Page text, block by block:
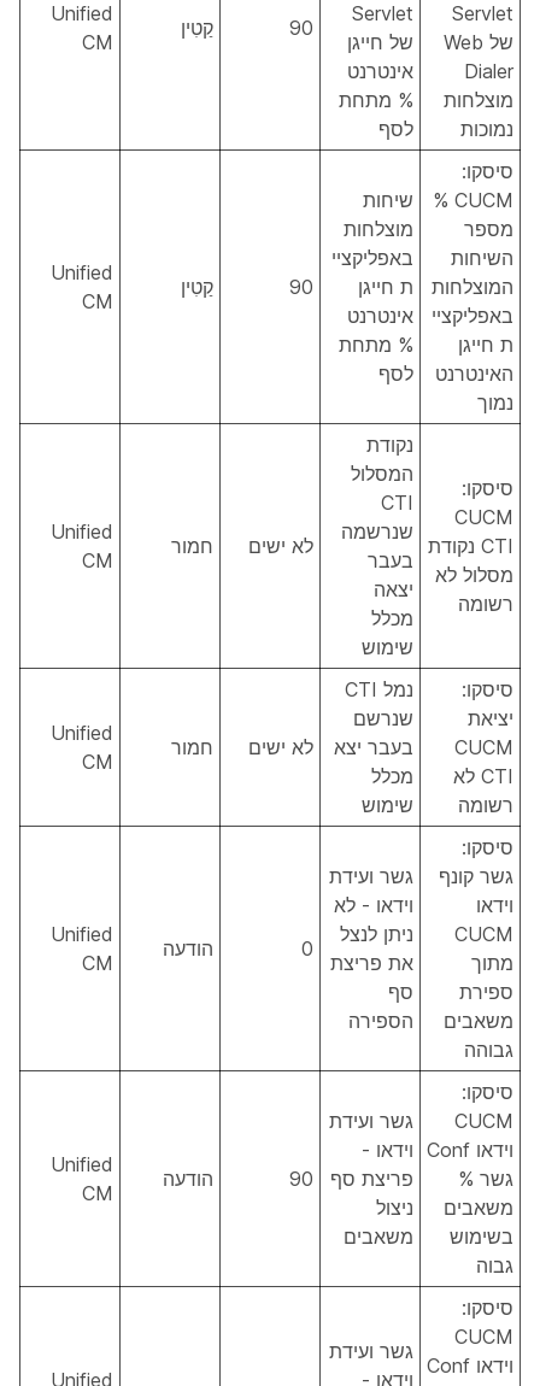
Servlet
של Web
Dialer
מוצלחות
נמוכות
Servlet
של חייגן
אינטרנט
% מתחת
לסף
90 קַטִין
Unified
CM
סיסקו:
CUCM %
מספר
השיחות
המוצלחות
באפליקציי
ת חייגן
האינטרנט
נמוך
שיחות
מוצלחות
באפליקציי
ת חייגן
אינטרנט
% מתחת
לסף
90 קַטִין
Unified
CM
סיסקו:
CUCM
CTI נקודת
מסלול לא
רשומה
נקודת
המסלול
CTI
שנרשמה
בעבר
יצאה
מכלל
שימוש
לא ישים חמור
Unified
CM
סיסקו:
יציאת
CUCM
CTI לא
רשומה
נמל CTI
שנרשם
בעבר יצא
מכלל
שימוש
לא ישים חמור
Unified
CM
סיסקו:
גשר קונף
וידאו
CUCM
מתוך
ספירת
משאבים
גבוהה
גשר ועידת
וידאו - לא
ניתן לנצל
את פריצת
סף
הספירה
0 הודעה
Unified
CM
סיסקו:
CUCM
וידאו Conf
גשר %
משאבים
בשימוש
גבוה
גשר ועידת
וידאו -
פריצת סף
ניצול
משאבים
90 הודעה
Unified
CM
סיסקו:
CUCM
וידאו Conf
גשר ועידת
וידאו -
Unified